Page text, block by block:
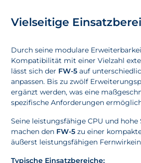
Vielseitige
Durch seine modulare
Kompatibilität mit einer Vielzahl
lässt sich der FW-5 auf
anpassen. Bis zu zwölf
ergänzt werden, was eine
spezifische Anforderungen
Seine leistungsfähige CPU und
machen den FW-5 zu einer
äußerst leistungsfähigen
Typische Einsatzbereiche: